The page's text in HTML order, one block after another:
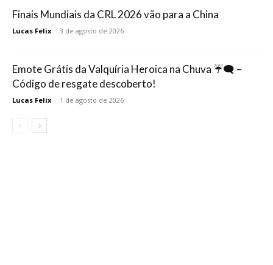
Finais Mundiais da CRL 2026 vão para a China
Lucas Felix - 3 de agosto de 2026
Emote Grátis da Valquíria Heroica na Chuva ☔🗨️ –
Código de resgate descoberto!
Lucas Felix - 1 de agosto de 2026